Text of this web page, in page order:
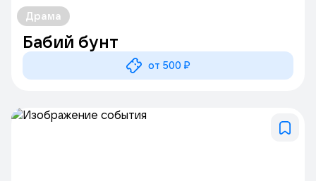
Драма
Бабий бунт
от 500 ₽